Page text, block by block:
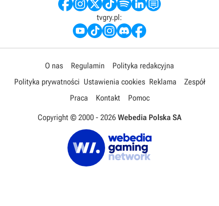
tvgry.pl:
O nas Regulamin
Polityka redakcyjna
Polityka prywatności Ustawienia cookies Reklama
Zespół
Praca
Kontakt Pomoc
Copyright © 2000 - 2026 Webedia Polska SA